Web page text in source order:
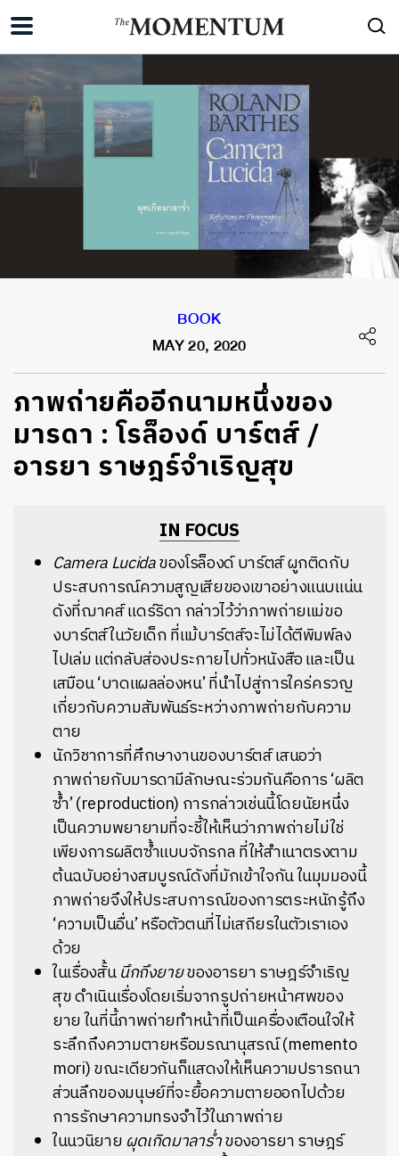
BOOK
MAY 20, 2020
ภาพถ่ายคืออีกนามหนึ่งของ
มารดา : โรล็องด์ บาร์ตส์ /
อารยา ราษฎร์จำเริญสุข
IN FOCUS
Camera Lucidaของโรล็องด์ บาร์ตส์ ผูกติดกับ
ประสบการณ์ความสูญเสียของเขาอย่างแนบแน่น
ดังที่ฌาคส์ แดร์ริดา กล่าวไว้ว่าภาพถ่ายแม่ขอ
งบาร์ตส์ในวัยเด็ก ที่แม้บาร์ตส์จะไม่ได้ตีพิมพ์ลง
ไปเล่ม แต่กลับส่องประกายไปทั่วหนังสือ และเป็น
เสมือน ‘บาดแผลล่องหน’ ที่นำไปสู่การใคร่ครวญ
เกี่ยวกับความสัมพันธ์ระหว่างภาพถ่ายกับความ
ตาย
นักวิชาการที่ศึกษางานของบาร์ตส์ เสนอว่า
ภาพถ่ายกับมารดามีลักษณะร่วมกันคือการ ‘ผลิต
ซ้ำ’ (reproduction) การกล่าวเช่นนี้โดยนัยหนึ่ง
เป็นความพยายามที่จะชี้ให้เห็นว่าภาพถ่ายไม่ใช่
เพียงการผลิตซ้ำแบบจักรกล ที่ให้สำเนาตรงตาม
ต้นฉบับอย่างสมบูรณ์ดังที่มักเข้าใจกัน ในมุมมองนี้
ภาพถ่ายจึงให้ประสบการณ์ของการตระหนักรู้ถึง
‘ความเป็นอื่น’ หรือตัวตนที่ไม่เสถียรในตัวเราเอง
ด้วย
ในเรื่องสั้นนึกถึงยายของอารยา ราษฎร์จำเริญ
สุข ดำเนินเรื่องโดยเริ่มจากรูปถ่ายหน้าศพของ
ยาย ในที่นี้ภาพถ่ายทำหน้าที่เป็นเครื่องเตือนใจให้
ระลึกถึงความตายหรือมรณานุสรณ์ (memento
mori) ขณะเดียวกันก็แสดงให้เห็นความปรารถนา
ส่วนลึกของมนุษย์ที่จะยื้อความตายออกไปด้วย
การรักษาความทรงจำไว้ในภาพถ่าย
ในนวนิยาย ผุดเกิดมาลาร่ำของอารยา ราษฎร์